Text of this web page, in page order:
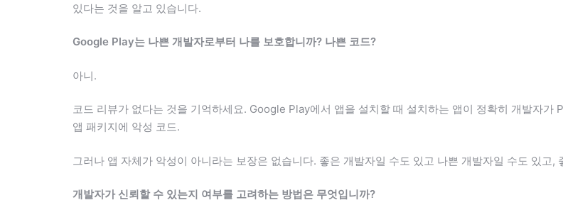
있다는 것을 알고 있습니다.
Google Play는 나쁜 개발자로부터 나를 보호합니까? 나쁜 코드?
아니.
코드 리뷰가 없다는 것을 기억하세요. Google Play에서 앱을 설치할 때 설치하는 앱이 정확히 개발자
앱 패키지에 악성 코드.
그러나 앱 자체가 악성이 아니라는 보장은 없습니다. 좋은 개발자일 수도 있고 나쁜 개발자일 수도 있고,
개발자가 신뢰할 수 있는지 여부를 고려하는 방법은 무엇입니까?